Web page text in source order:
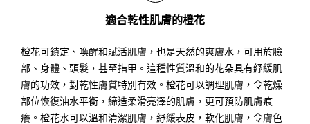
適合乾性肌膚的橙花
橙花可鎮定、喚醒和賦活肌膚，也是天然的爽膚水，可用於臉
部、身體、頭髮，甚至指甲。這種性質溫和的花朵具有紓緩肌
膚的功效，對乾性膚質特別有效。橙花可以調理肌膚，令乾燥
部位恢復油水平衡，締造柔滑亮澤的肌膚，更可預防肌膚痕
癢。橙花水可以溫和清潔肌膚，紓緩表皮，軟化肌膚，令膚色